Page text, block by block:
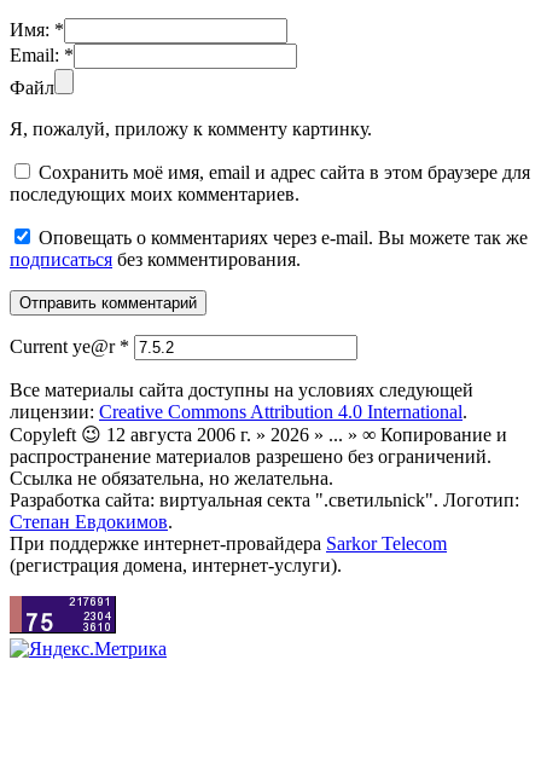
Имя: *
Email: *
Файл
Я, пожалуй, приложу к комменту картинку.
Сохранить моё имя, email и адрес сайта в этом браузере для
последующих моих комментариев.
Оповещать о комментариях через e-mail. Вы можете так же
подписаться без комментирования.
Current ye@r *
Все материалы сайта доступны на условиях следующей
лицензии: Creative Commons Attribution 4.0 International.
Copyleft 😉 12 августа 2006 г. » 2026 » ... » ∞ Копирование и
распространение материалов разрешено без ограничений.
Ссылка не обязательна, но желательна.
Разработка сайта: виртуальная секта ".светильnick". Логотип:
Степан Евдокимов.
При поддержке интернет-провайдера Sarkor Telecom
(регистрация домена, интернет-услуги).